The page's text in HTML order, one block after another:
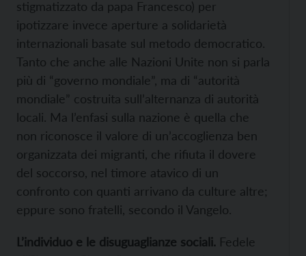
stigmatizzato da papa Francesco) per
ipotizzare invece aperture a solidarietà
internazionali basate sul metodo democratico.
Tanto che anche alle Nazioni Unite non si parla
più di “governo mondiale”, ma di “autorità
mondiale” costruita sull’alternanza di autorità
locali. Ma l’enfasi sulla nazione è quella che
non riconosce il valore di un’accoglienza ben
organizzata dei migranti, che rifiuta il dovere
del soccorso, nel timore atavico di un
confronto con quanti arrivano da culture altre;
eppure sono fratelli, secondo il Vangelo.
L’individuo e le disuguaglianze sociali. Fedele